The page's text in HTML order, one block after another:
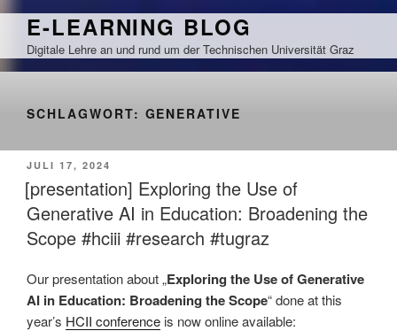
Zum
springen
E-LEARNING BLOG
Digitale Lehre an und rund um der Technischen Universität Graz
SCHLAGWORT: GENERATIVE
VERÖFFENTLICHT
AM
JULI 17, 2024
[presentation] Exploring the Use of
Generative AI in Education: Broadening the
Scope #hciii #research #tugraz
Our presentation about „Exploring the Use of Generative
AI in Education: Broadening the Scope“ done at this
year’s HCII conference is now online available: